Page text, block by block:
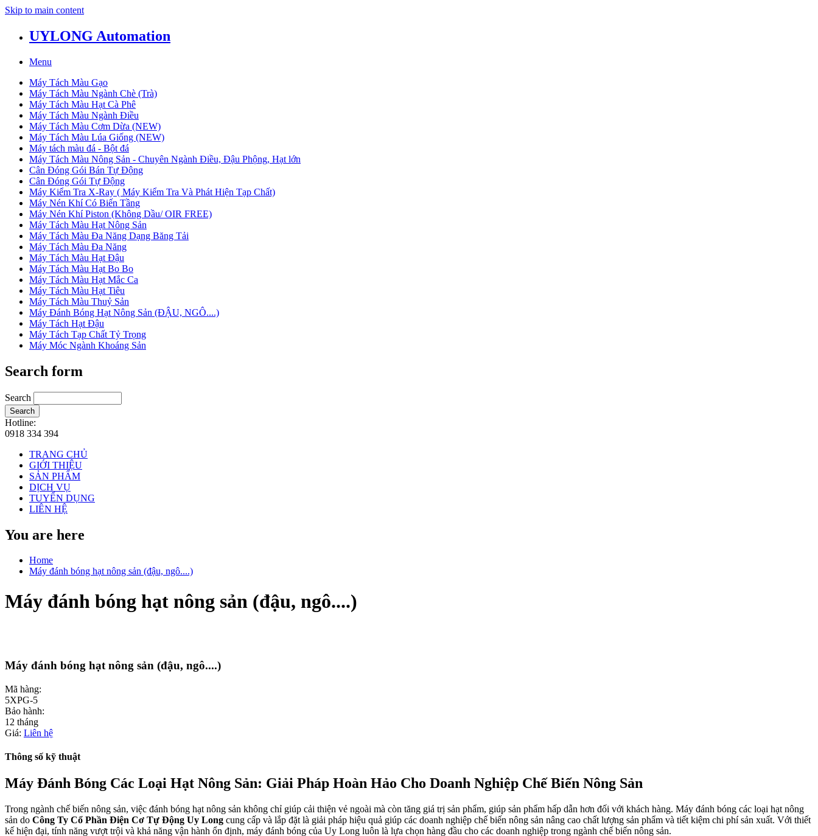
Skip to main content
UYLONG Automation
Menu
Máy Tách Màu Gạo
Máy Tách Màu Ngành Chè (Trà)
Máy Tách Màu Hạt Cà Phê
Máy Tách Màu Ngành Điều
Máy Tách Màu Cơm Dừa (NEW)
Máy Tách Màu Lúa Giống (NEW)
Máy tách màu đá - Bột đá
Máy Tách Màu Nông Sản - Chuyên Ngành Điều, Đậu Phộng, Hạt lớn
Cân Đóng Gói Bán Tự Động
Cân Đóng Gói Tự Động
Máy Kiểm Tra X-Ray ( Máy Kiểm Tra Và Phát Hiện Tạp Chất)
Máy Nén Khí Có Biến Tầng
Máy Nén Khí Piston (Không Dầu/ OIR FREE)
Máy Tách Màu Hạt Nông Sản
Máy Tách Màu Đa Năng Dạng Băng Tải
Máy Tách Màu Đa Năng
Máy Tách Màu Hạt Đậu
Máy Tách Màu Hạt Bo Bo
Máy Tách Màu Hạt Mắc Ca
Máy Tách Màu Hạt Tiêu
Máy Tách Màu Thuỷ Sản
Máy Đánh Bóng Hạt Nông Sản (ĐẬU, NGÔ....)
Máy Tách Hạt Đậu
Máy Tách Tạp Chất Tỷ Trọng
Máy Móc Ngành Khoáng Sản
Search form
Search
Search
Hotline:
0918 334 394
TRANG CHỦ
GIỚI THIỆU
SẢN PHẨM
DỊCH VỤ
TUYỂN DỤNG
LIÊN HỆ
You are here
Home
Máy đánh bóng hạt nông sản (đậu, ngô....)
Máy đánh bóng hạt nông sản (đậu, ngô....)
Máy đánh bóng hạt nông sản (đậu, ngô....)
Mã hàng:
5XPG-5
Bảo hành:
12 tháng
Giá: Liên hệ
Thông số kỹ thuật
Máy Đánh Bóng Các Loại Hạt Nông Sản: Giải Pháp Hoàn Hảo Cho Doanh Nghiệp Chế Biến Nông Sản
Trong ngành chế biến nông sản, việc đánh bóng hạt nông sản không chỉ giúp cải thiện vẻ ngoài mà còn tăng giá trị sản phẩm, giúp sản phẩm hấp dẫn hơn đối với khách hàng. Máy đánh bóng các loại hạt nông
sản do Công Ty Cổ Phần Điện Cơ Tự Động Uy Long cung cấp và lắp đặt là giải pháp hiệu quả giúp các doanh nghiệp chế biến nông sản nâng cao chất lượng sản phẩm và tiết kiệm chi phí sản xuất. Với thiết
kế hiện đại, tính năng vượt trội và khả năng vận hành ổn định, máy đánh bóng của Uy Long luôn là lựa chọn hàng đầu cho các doanh nghiệp trong ngành chế biến nông sản.